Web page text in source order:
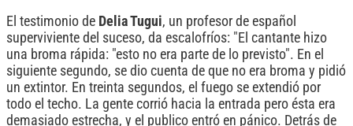
El testimonio de Delia Tugui, un profesor de español
superviviente del suceso, da escalofríos: "El cantante hizo
una broma rápida: "esto no era parte de lo previsto". En el
siguiente segundo, se dio cuenta de que no era broma y pidió
un extintor. En treinta segundos, el fuego se extendió por
todo el techo. La gente corrió hacia la entrada pero ésta era
demasiado estrecha, y el publico entró en pánico. Detrás de